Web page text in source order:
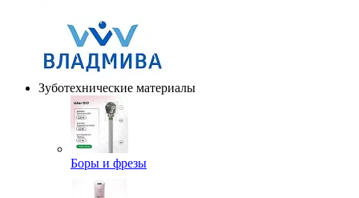
Зуботехнические материалы
Боры и фрезы